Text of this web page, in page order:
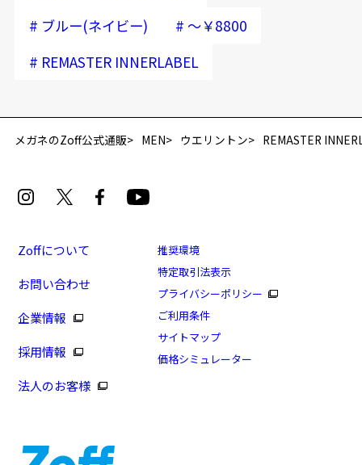
[スペシャルプライス]REMASTER INNERLABEL
商品番号：ZF241001-72A1/フレームカラー：ブルー(ネ
イビー)/単価：￥7,980
※商品が再入荷された際にメールでお知らせします。
# ブルー(ネイビー) # ～￥8800
# REMASTER INNERLABEL
メガネのZoff公式通販 MEN ウエリントン REMASTER
Zoffについて
お問い合わせ
企業情報
採用情報
法人のお客様
推奨環境
特定取引法表示
プライバシーポリシー
ご利用条件
サイトマップ
価格シミュレーター